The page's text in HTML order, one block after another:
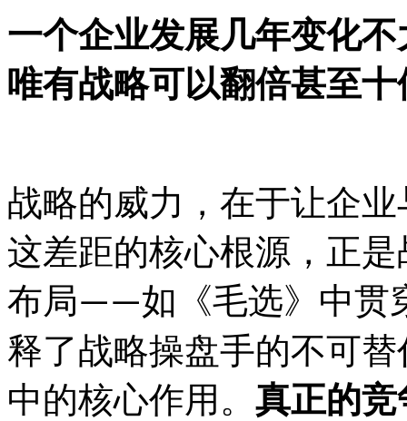
一个企业发展几年变化
唯有战略可以翻倍甚至
战略的威力，在于让企
这差距的核心根源，正
布局——如 《毛选》中
释了战略操盘手的不可
中的核心作用。 真正的